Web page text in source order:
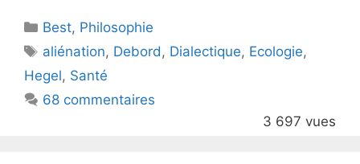
er e
b
o
o
Catégories
Best, Philosophie
Étiquettes
aliénation, Debord , Dialectique, Ecologie,
Hegel, Santé
68 commentaires
3 697 vues